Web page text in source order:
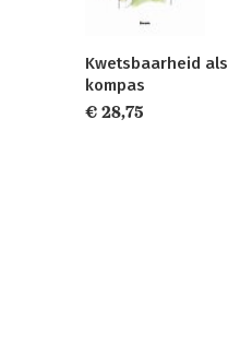
Kwetsbaarheid als
kompas
€ 28,75